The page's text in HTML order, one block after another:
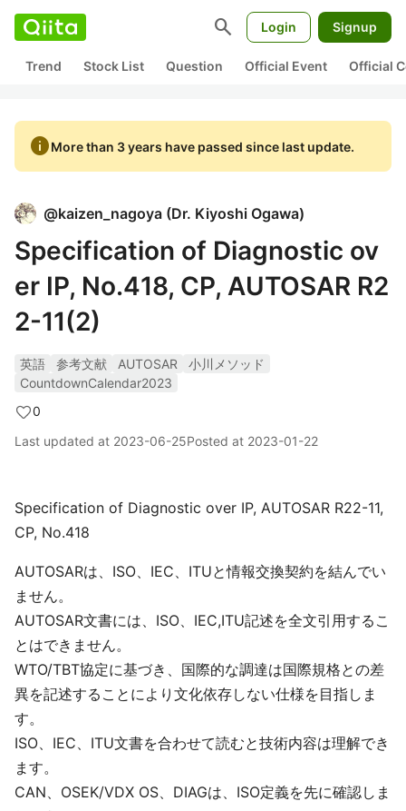
search Login Signup
Trend Stock List Question Official Event Official
infoMore than 3 years have passed since last update.
@kaizen_nagoya (Dr. Kiyoshi Ogawa)
Specification of Diagnostic ov
er IP, No.418, CP, AUTOSAR R2
2-11(2)
英語 参考文献 AUTOSAR
小川メソッド
CountdownCalendar2023
0
Last updated at 2023-06-25Posted at 2023-01-22
Specification of Diagnostic over IP, AUTOSAR R22-11,
CP, No.418
AUTOSARは、ISO、IEC、ITUと情報交換契約を結んでい
ません。
AUTOSAR文書には、ISO、IEC,ITU記述を全文引用するこ
とはできません。
WTO/TBT協定に基づき、国際的な調達は国際規格との差
異を記述することにより文化依存しない仕様を目指しま
す。
ISO、IEC、ITU文書を合わせて読むと技術内容は理解でき
ます。
CAN、OSEK/VDX OS、DIAGは、ISO定義を先に確認しま